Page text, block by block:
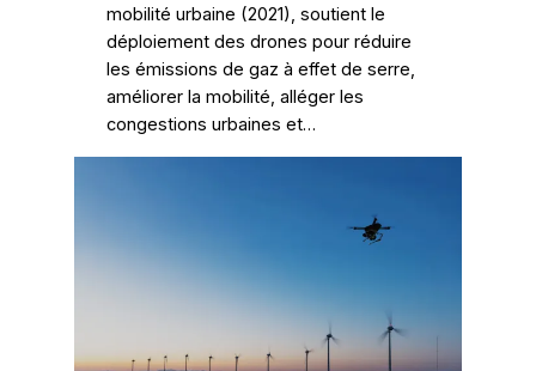
mobilité urbaine (2021), soutient le
déploiement des drones pour réduire
les émissions de gaz à effet de serre,
améliorer la mobilité, alléger les
congestions urbaines et…